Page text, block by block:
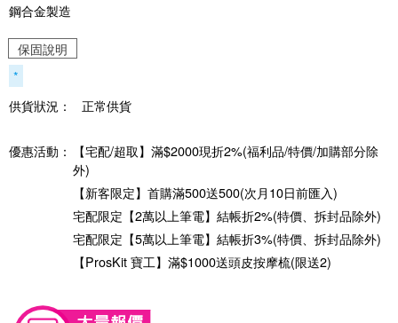
鋼合金製造
保固說明
*
供貨狀況：
正常供貨
優惠活動：
【宅配/超取】滿$2000現折2%(福利品/特價/加購部分除
外)
【新客限定】首購滿500送500(次月10日前匯入)
宅配限定【2萬以上筆電】結帳折2%(特價、拆封品除外)
宅配限定【5萬以上筆電】結帳折3%(特價、拆封品除外)
【ProsKit 寶工】滿$1000送頭皮按摩梳(限送2)